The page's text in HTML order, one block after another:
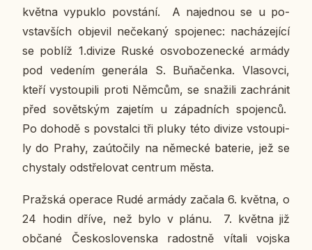
května vy­puklo po­vstá­ní. A na­jed­nou se u po­
vsta­vších ob­je­vil ne­če­ka­ný spo­je­nec: na­chá­ze­jí­cí
se poblíž 1.divize Ruské osvo­bo­ze­nec­ké armády
pod ve­de­ním ge­ne­rá­la S. Buňa­čen­ka. Vla­sov­ci,
kteří vy­stou­pi­li proti Němcům, se sna­ži­li za­chrá­nit
před so­vět­ským za­je­tím u zá­pad­ních spo­jen­ců.
Po dohodě s po­vstal­ci tři pluky této divize vstou­pi­
ly do Prahy, za­ú­to­či­ly na ně­mec­ké ba­te­rie, jež se
chys­ta­ly od­stře­lo­vat cen­t­rum města.
Praž­ská ope­ra­ce Rudé armády začala 6. května, o
24 hodin dříve, než bylo v plánu. 7. května již
občané Čes­ko­slo­ven­ska ra­dost­ně vítali vojska